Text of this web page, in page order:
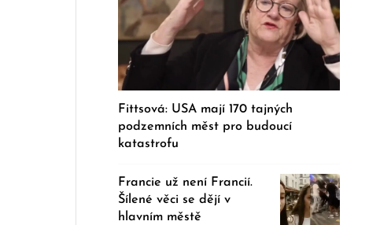
Fittsová: USA mají 170 tajných
podzemních měst pro budoucí
katastrofu
Francie už není Francií.
Šílené věci se dějí v
hlavním městě